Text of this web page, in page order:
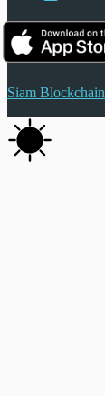
Siam Blockchain